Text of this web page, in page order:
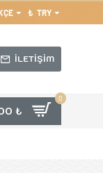
₺ TRY
İLETIŞIM
₺
0